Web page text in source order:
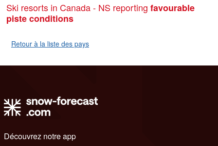
Ski resorts in Canada - NS reporting favourable
piste conditions
Retour à la liste des pays
Découvrez notre app